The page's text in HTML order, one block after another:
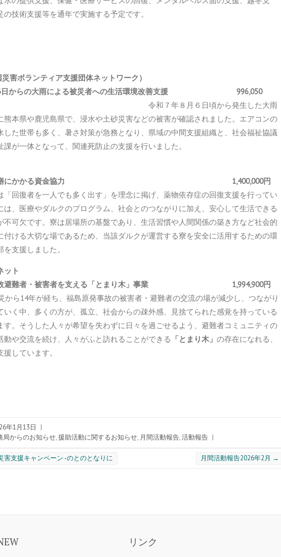
の技術支援等を通年で実施する予定です。
災害ボランティア支援団体ネットワーク）
6日からの大雨による被災者への生活環境改善支援 996,050
令和７年８月６日頃から発生した大雨
熊本県や鹿児島県で、浸水や土砂災害などの被害が確認されました。エアコンの
した世帯も多く、暑さ対策が急務となり、県域の中間支援組織と、社会福祉協議
課が一体となって、関連死防止の支援を行いました。
の修繕にかかる資金協力 1,400,000円
「回復者を一人でも多く出す」を理念に掲げ、薬物依存症の回復支援を行ってい
は、医療やダルクのプログラム、社会とのつながりに加え、安心して生活できる
不可欠です。寮は居場所の基盤であり、生活習慣や人間関係の築き方など社会的
付ける大切な場であるため、当該ダルクが運営する寮を安全に活用するための環
支援しました。
ット
故避難者・被害者を支える「とまり木」事業 1,994,900円
から14年が経ち、福島原発事故の被害者・避難者の交流の場が減少し、つながり
いく中、多くの方が、孤⽴、社会からの疎外感、⾒捨てられた感覚を持っている
す。そうした人々が希望を失わずに日々を過ごせるよう、避難者コミュニティの
動や交流を続け、人々がふと訪れることができる 「とまり木」 の存在になれる、
しています。
年1月13日
|
局からのお知らせ,援助活動に関するお知らせ, 月間活動報告,活動報告 |
害支援キャンペーン -のとのとなりに 月間活動報告2026年2月 →
リンク